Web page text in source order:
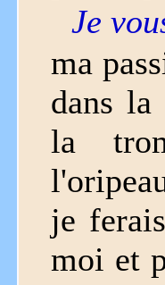
Je
ma
dans
la
je
moi et